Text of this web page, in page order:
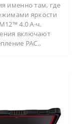
именно там, где
яркости
4.0 А·ч.
включают
PAC..